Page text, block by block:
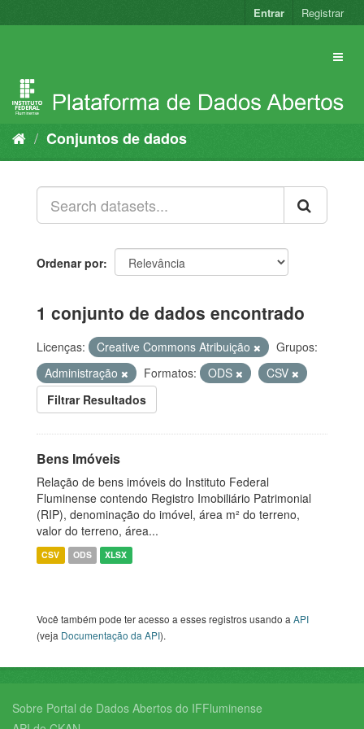
para
Entrar Registrar
Conjuntos de dados
Ordenar por
1 conjunto de dados encontrado
Licenças: Creative Commons Atribuição
Grupos:
Administração
Formatos: ODS
CSV
Filtrar Resultados
Bens Imóveis
Relação de bens imóveis do Instituto Federal
Fluminense contendo Registro Imobiliário Patrimonial
(RIP), denominação do imóvel, área m² do terreno,
valor do terreno, área...
CSV ODS XLSX
Você também pode ter acesso a esses registros usando aAPI
(veja Documentação da API).
Sobre Portal de Dados Abertos do IFFluminense